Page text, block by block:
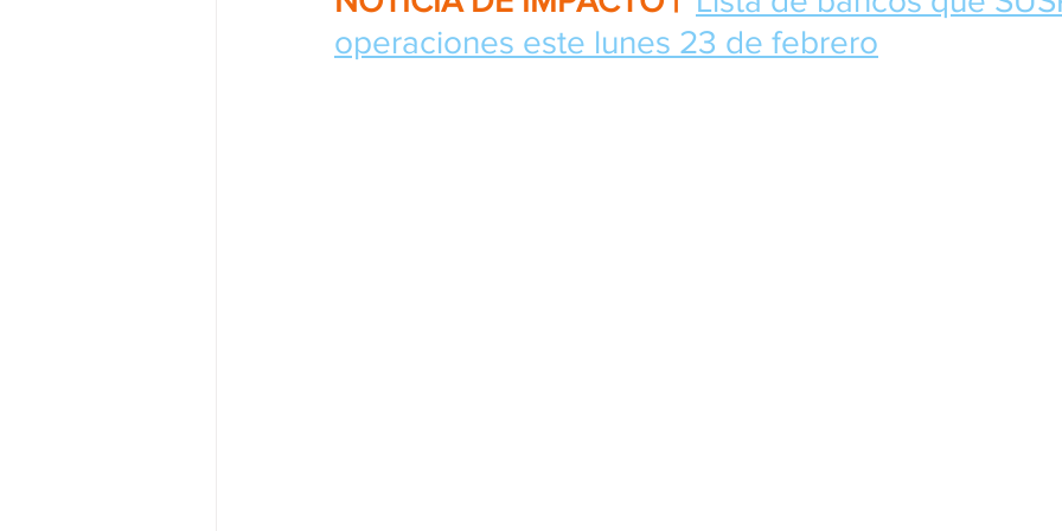
operaciones este lunes 23 de febrero